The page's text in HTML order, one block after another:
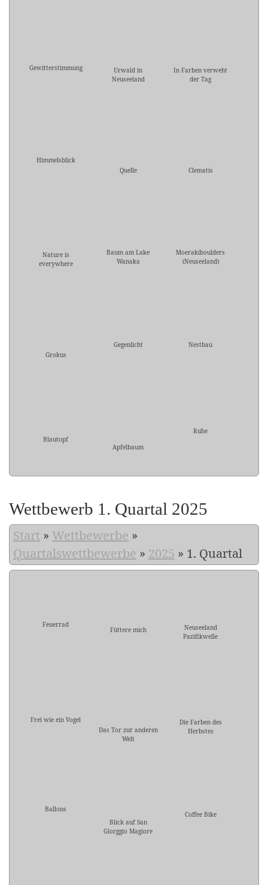
Gewitterstimmung
Urwald in
Neuseeland
In Farben verweht
der Tag
Himmelsblick
Quelle
Clematis
Nature is
everywhere
Baum am Lake
Wanaka
Moerakiboulders
(Neuseeland)
Grokus
Gegenlicht Nestbau
Blautopf
Apfelbaum
Ruhe
Wettbewerb 1. Quartal 2025
Start » Wettbewerbe »
Quartalswettbewerbe » 2025 » 1. Quartal
Feuerrad
Füttere mich
Neuseeland
Pazifikwelle
Frei wie ein Vogel
Das Tor zur anderen
Welt
Die Farben des
Herbstes
Ballons
Blick auf San
Giorggio Magiore
Coffee Bike